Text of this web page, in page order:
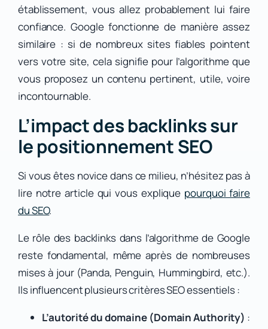
établissement, vous allez probablement lui faire
confiance. Google fonctionne de manière assez
similaire : si de nombreux sites fiables pointent
vers votre site, cela signifie pour l’algorithme que
vous proposez un contenu pertinent, utile, voire
incontournable.
L’impact des backlinks sur
le positionnement SEO
Si vous êtes novice dans ce milieu, n’hésitez pas à
lire notre article qui vous explique pourquoi faire
du SEO.
Le rôle des backlinks dans l’algorithme de Google
reste fondamental, même après de nombreuses
mises à jour (Panda, Penguin, Hummingbird, etc.).
Ils influencent plusieurs critères SEO essentiels :
L’autorité du domaine (Domain Authority) :